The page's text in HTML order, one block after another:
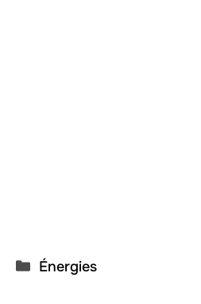
Catégories
Énergies